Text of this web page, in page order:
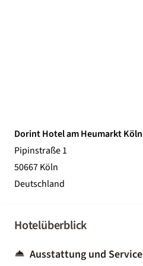
Dorint Hotel am Heumarkt Köln
Pipinstraße 1
50667 Köln
Deutschland
Hotelüberblick
Ausstattung und Service